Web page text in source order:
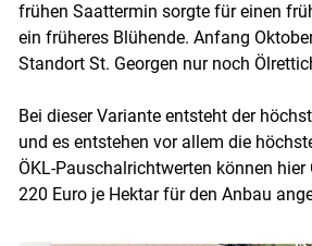
frühen Saattermin sorgte für einen
ein früheres Blühende. Anfang
Standort St. Georgen nur noch
Bei dieser Variante entsteht der
und es entstehen vor allem die
ÖKL-Pauschalrichtwerten können
220 Euro je Hektar für den Anbau